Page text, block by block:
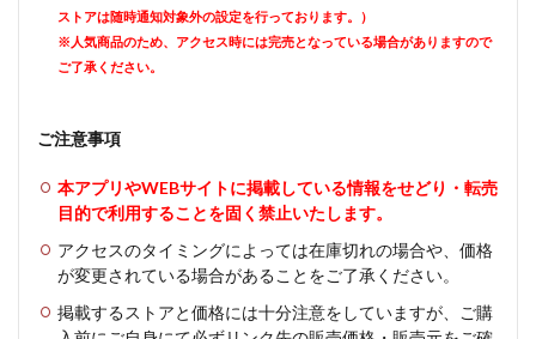
ストアは随時通知対象外の設定を行っております。）
※人気商品のため、アクセス時には完売となっている場合がありますので
ご了承ください。
ご注意事項
本アプリやWEBサイトに掲載している情報をせどり・転売
目的で利用することを固く禁止いたします。
アクセスのタイミングによっては在庫切れの場合や、価格
が変更されている場合があることをご了承ください。
掲載するストアと価格には十分注意をしていますが、ご購